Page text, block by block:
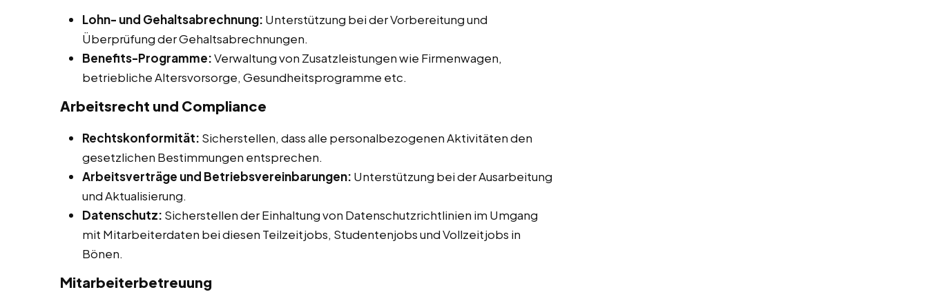
Lohn- und Gehaltsabrechnung: Unterstützung bei der Vorbereitung und
Überprüfung der Gehaltsabrechnungen.
Benefits-Programme:Verwaltung von Zusatzleistungen wie Firmenwagen,
betriebliche Altersvorsorge, Gesundheitsprogramme etc.
Arbeitsrecht und Compliance
Rechtskonformität: Sicherstellen, dass alle personalbezogenen Aktivitäten den
gesetzlichen Bestimmungen entsprechen.
Arbeitsverträge und Betriebsvereinbarungen: Unterstützung bei der Ausarbeitung
und Aktualisierung.
Datenschutz: Sicherstellen der Einhaltung von Datenschutzrichtlinien im Umgang
mit Mitarbeiterdaten bei diesen Teilzeitjobs, Studentenjobs und Vollzeitjobs in
Bönen.
Mitarbeiterbetreuung